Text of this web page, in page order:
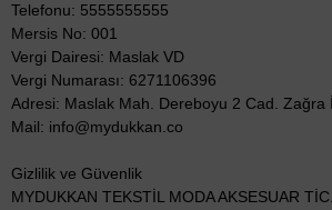
Telefonu: 5555555555
Mersis No: 001
Vergi Dairesi: Maslak VD
Vergi Numarası: 6271106396
Adresi: Maslak Mah. Dereboyu 2 Cad. Zağra
Mail: info@mydukkan.co
Gizlilik ve Güvenlik
MYDUKKAN TEKSTİL MODA AKSESUAR